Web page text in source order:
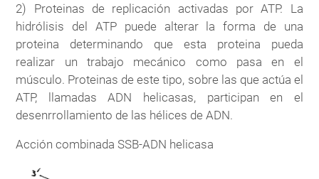
2) Proteinas de replicación activadas por ATP. La
hidrólisis del ATP puede alterar la forma de una
proteina determinando que esta proteina pueda
realizar un trabajo mecánico como pasa en el
músculo. Proteinas de este tipo, sobre las que actúa el
ATP, llamadas ADN helicasas, participan en el
desenrrollamiento de las hélices de ADN.
Acción combinada SSB-ADN helicasa